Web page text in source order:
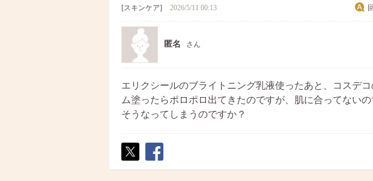
スキンケア 2026/5/11 00:13
匿名 さん
エリクシールのブライトニング乳液使ったあと、コスデ
ム塗ったらポロポロ出てきたのですが、肌に合ってない
そうなってしまうのですか？
ト
ア